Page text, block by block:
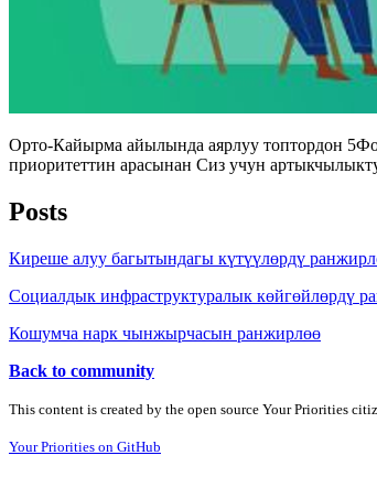
Орто-Кайырма айылында аярлуу топтордон
приоритеттин арасынан Сиз учун
Posts
Киреше алуу багытындагы күтүүлөрдү
Социалдык инфраструктуралык көйгөйлөрдү
Кошумча нарк чынжырчасын ранжирлөө
Back to community
This content is created by the open source Your Priorities
Your Priorities on GitHub